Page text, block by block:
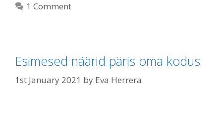
1 Comment
Esimesed näärid päris oma kodus
1st January 2021 by Eva Herrera